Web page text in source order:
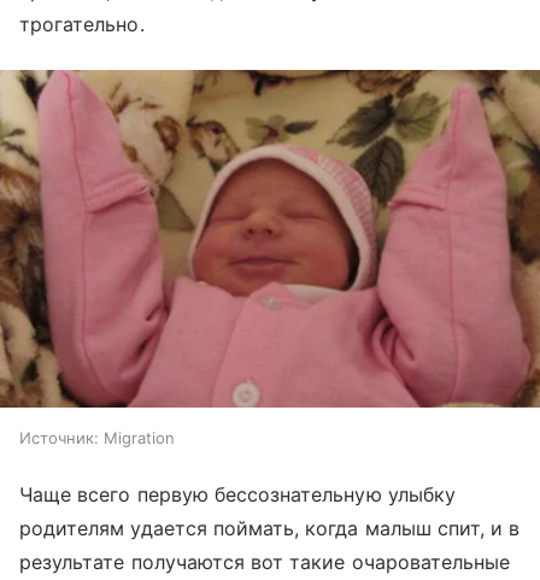
трогательно.
Источник: Migration
Чаще всего первую бессознательную улыбку
родителям удается поймать, когда малыш спит, и в
результате получаются вот такие очаровательные